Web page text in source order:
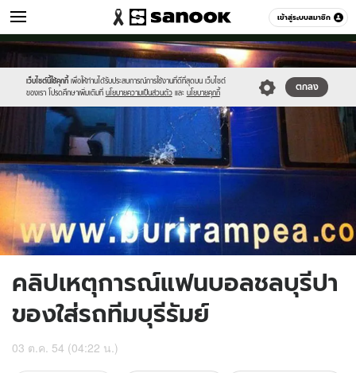
เข้าสู่ระบบสมาชิก
กีฬา หมวดอื่นๆ
เว็บไซต์นี้ใช้คุกกี้ เพื่อให้ท่านได้รับประสบการณ์การใช้งานที่ดีที่สุดบน เว็บไซต์
ของเรา โปรดศึกษาเพิ่มเติมที่ นโยบายความเป็นส่วนตัว และ นโยบายคุกกี้
ตกลง
Sanook
//s.isanook.com/sr/0/images/logo-
new-
sanook.png
600
60
//s.isanook.com/sp/0/ud/7/35077/1003burirum.jpg
คลิปเหตุการณ์แฟนบอลชลบุรีปา
ของใส่รถทีมบุรีรัมย์
03 ต.ค. 54 (04:22 น.)